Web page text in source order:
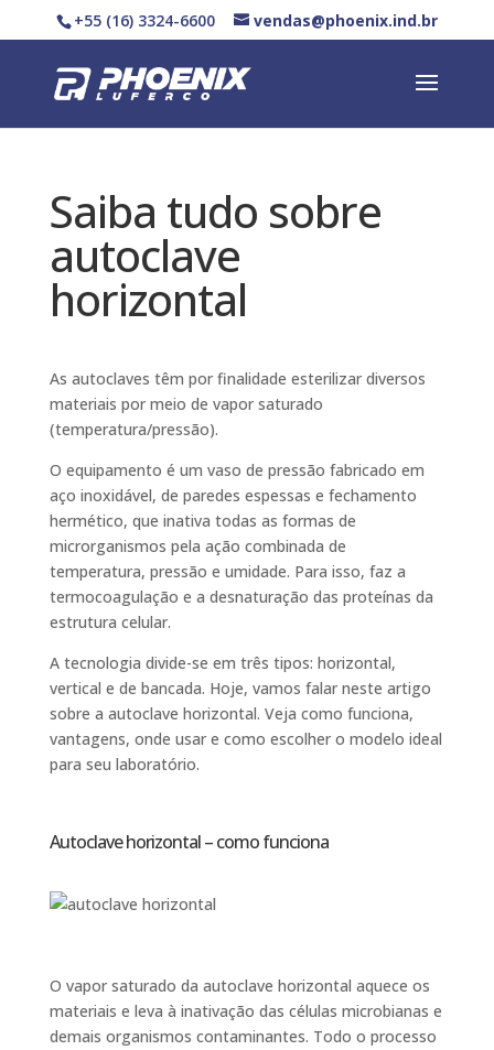
+55 (16) 3324-6600 vendas@phoenix.ind.br
Saiba tudo sobre
autoclave
horizontal
As autoclaves têm por finalidade esterilizar diversos
materiais por meio de vapor saturado
(temperatura/pressão).
O equipamento é um vaso de pressão fabricado em
aço inoxidável, de paredes espessas e fechamento
hermético, que inativa todas as formas de
microrganismos pela ação combinada de
temperatura, pressão e umidade. Para isso, faz a
termocoagulação e a desnaturação das proteínas da
estrutura celular.
A tecnologia divide-se em três tipos: horizontal,
vertical e de bancada. Hoje, vamos falar neste artigo
sobre a autoclave horizontal. Veja como funciona,
vantagens, onde usar e como escolher o modelo ideal
para seu laboratório.
Autoclave horizontal – como funciona
O vapor saturado da autoclave horizontal aquece os
materiais e leva à inativação das células microbianas e
demais organismos contaminantes. Todo o processo